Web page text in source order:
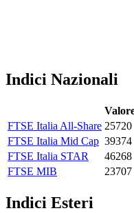
Indici Nazionali
FTSE Italia All-Share 25720
FTSE Italia Mid Cap 39374
FTSE Italia STAR
46268
FTSE MIB
23707
Indici Esteri